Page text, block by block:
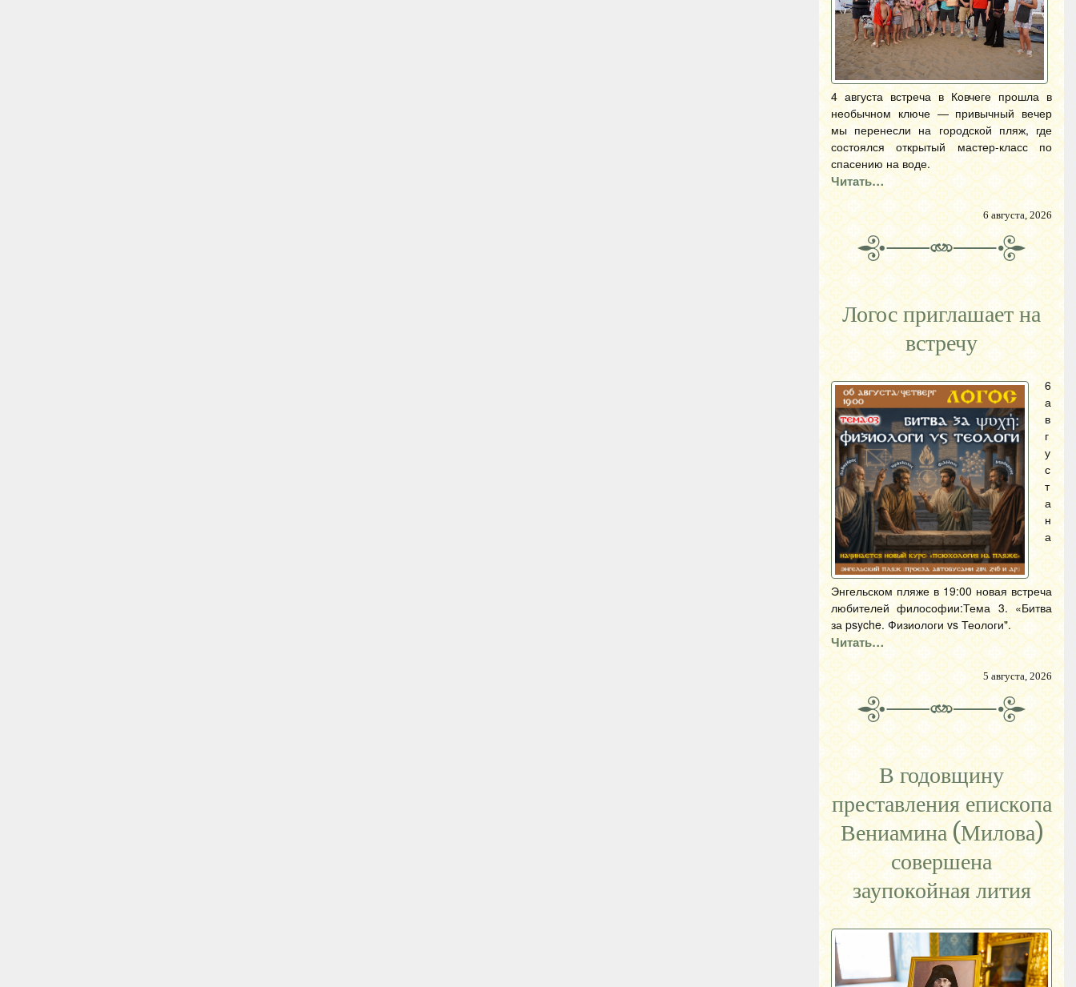
4 августа встреча в Ковчеге прошла в
необычном ключе — привычный вечер
мы перенесли на городской пляж, где
состоялся открытый мастер-класс по
спасению на воде.
Читать…
6 августа, 2026
Логос приглашает на
встречу
6
а
в
г
у
с
т
а
н
а
Энгельском пляже в 19:00 новая встреча
любителей философии:Тема 3. «Битва
за psyche. Физиологи vs Теологи".
Читать…
5 августа, 2026
В годовщину
преставления епископа
Вениамина (Милова)
совершена
заупокойная лития